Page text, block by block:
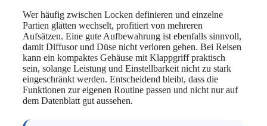
Wer häufig zwischen Locken definieren und einzelne
Partien glätten wechselt, profitiert von mehreren
Aufsätzen. Eine gute Aufbewahrung ist ebenfalls sinnvoll,
damit Diffusor und Düse nicht verloren gehen. Bei Reisen
kann ein kompaktes Gehäuse mit Klappgriff praktisch
sein, solange Leistung und Einstellbarkeit nicht zu stark
eingeschränkt werden. Entscheidend bleibt, dass die
Funktionen zur eigenen Routine passen und nicht nur auf
dem Datenblatt gut aussehen.